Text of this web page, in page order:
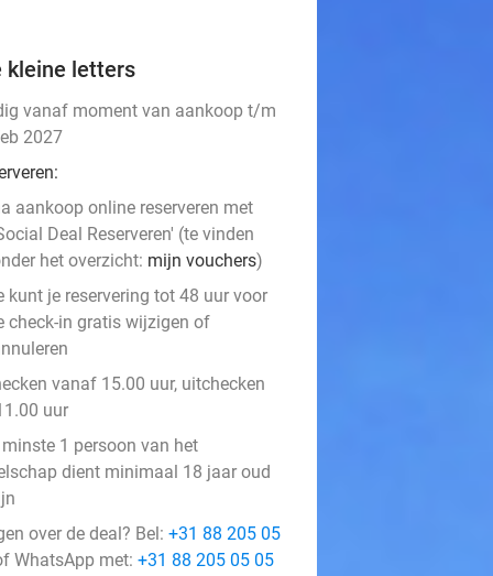
kleine letters
vanaf moment van aankoop t/m
2027
aankoop online reserveren met
Deal Reserveren' (te vinden
het overzicht: mijn vouchers)
kunt je reservering tot 48 uur voor
check-in gratis wijzigen of
vanaf 15.00 uur, uitchecken
uur
1 persoon van het
dient minimaal 18 jaar oud
over de deal? Bel: +31 88 205 05
WhatsApp met: +31 88 205 05 05